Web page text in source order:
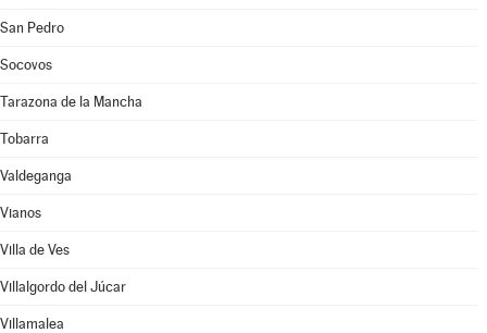
San Pedro
Socovos
Tarazona de la Mancha
Tobarra
Valdeganga
Vianos
Villa de Ves
Villalgordo del Júcar
Villamalea